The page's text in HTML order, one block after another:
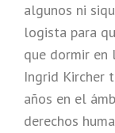
algunos ni
logista para
que dormir en
Ingrid Kircher
años en el
derechos